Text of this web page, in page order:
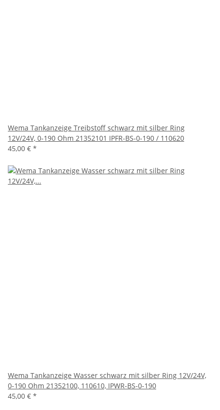
Wema Tankanzeige Treibstoff schwarz mit silber Ring
12V/24V, 0-190 Ohm 21352101 IPFR-BS-0-190 / 110620
45,00 € *
Wema Tankanzeige Wasser schwarz mit silber Ring 12V/24V,
0-190 Ohm 21352100, 110610, IPWR-BS-0-190
45,00 € *